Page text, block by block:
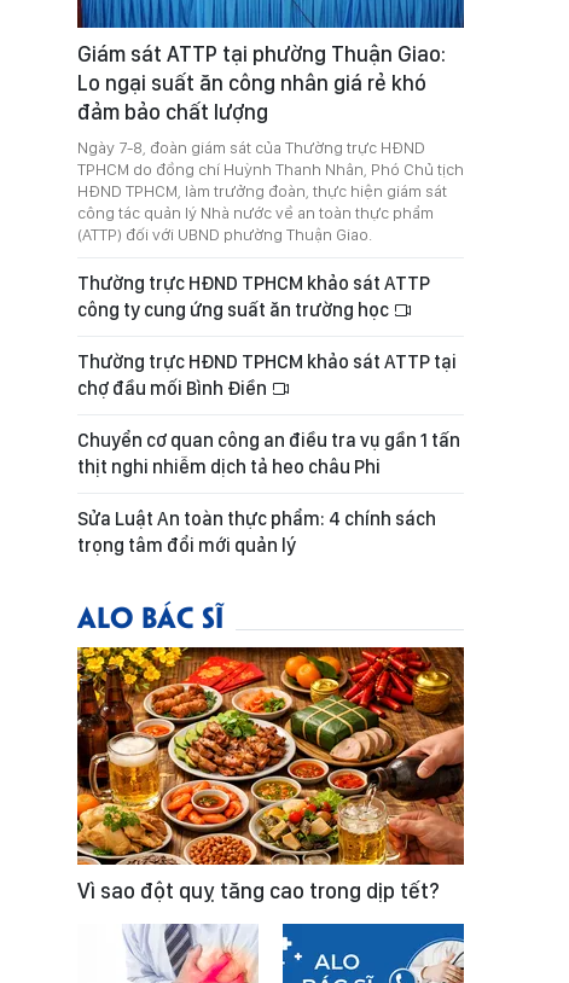
Giám sát ATTP tại phường Thuận Giao:
Lo ngại suất ăn công nhân giá rẻ khó
đảm bảo chất lượng
Ngày 7-8, đoàn giám sát của Thường trực HĐND
TPHCM do đồng chí Huỳnh Thanh Nhân, Phó Chủ tịch
HĐND TPHCM, làm trưởng đoàn, thực hiện giám sát
công tác quản lý Nhà nước về an toàn thực phẩm
(ATTP) đối với UBND phường Thuận Giao.
Thường trực HĐND TPHCM khảo sát ATTP
công ty cung ứng suất ăn trường học
Thường trực HĐND TPHCM khảo sát ATTP tại
chợ đầu mối Bình Điền
Chuyển cơ quan công an điều tra vụ gần 1 tấn
thịt nghi nhiễm dịch tả heo châu Phi
Sửa Luật An toàn thực phẩm: 4 chính sách
trọng tâm đổi mới quản lý
ALO BÁC SĨ
Vì sao đột quỵ tăng cao trong dịp tết?